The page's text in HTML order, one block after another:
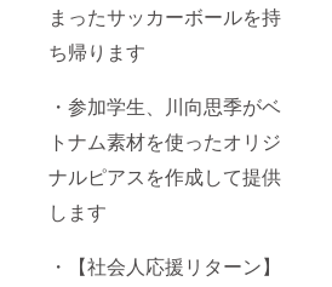
まったサッカーボールを持
ち帰ります
・参加学生、川向思季がベ
トナム素材を使ったオリジ
ナルピアスを作成して提供
します
・【社会人応援リターン】